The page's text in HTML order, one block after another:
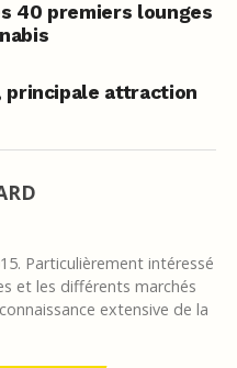
40 premiers lounges
principale attraction
Particulièrement intéressé
et les différents marchés
extensive de la